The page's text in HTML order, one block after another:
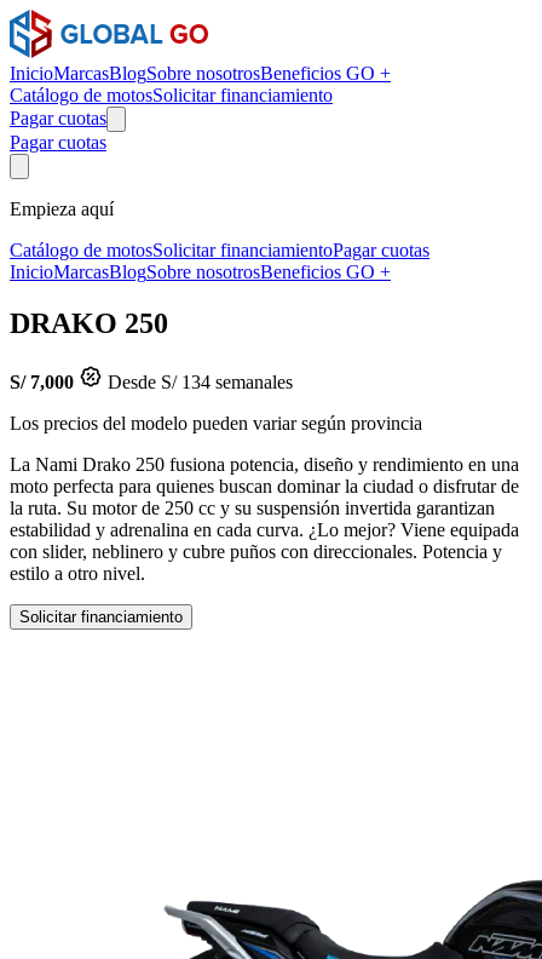
InicioMarcasBlogSobre nosotrosBeneficios GO +
Catálogo de motosSolicitar financiamiento
Pagar cuotas
Pagar cuotas
Empieza aquí
Catálogo de motosSolicitar financiamientoPagar cuotas
InicioMarcasBlogSobre nosotrosBeneficios GO +
DRAKO 250
S/ 7,000
Desde S/ 134 semanales
Los precios del modelo pueden variar según provincia
La Nami Drako 250 fusiona potencia, diseño y rendimiento en una
moto perfecta para quienes buscan dominar la ciudad o disfrutar de
la ruta. Su motor de 250 cc y su suspensión invertida garantizan
estabilidad y adrenalina en cada curva. ¿Lo mejor? Viene equipada
con slider, neblinero y cubre puños con direccionales. Potencia y
estilo a otro nivel.
Solicitar financiamiento